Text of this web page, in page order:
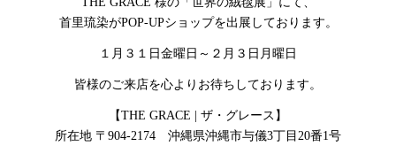
首里琉染がPOP-UPショップを出展しております。
１月３１日金曜日～２月３日月曜日
皆様のご来店を心よりお待ちしております。
【THE GRACE | ザ・グレース】
所在地 〒904-2174 沖縄県沖縄市与儀3丁目20番1号